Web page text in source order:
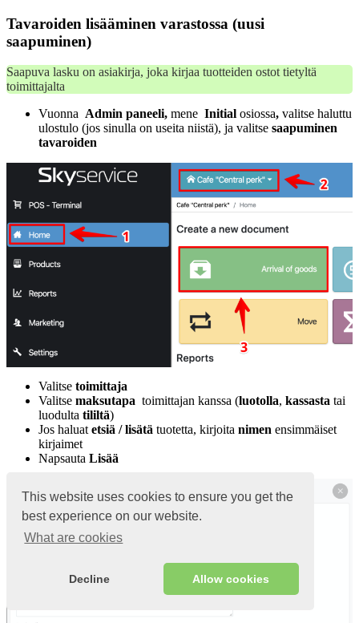
This website uses cookies to ensure you get the
best experience on our website.
What are cookies
Decline Allow cookies
Tavaroiden lisääminen varastossa (uusi
saapuminen)
Saapuva lasku on asiakirja, joka kirjaa tuotteiden ostot tietyltä
toimittajalta
Vuonna Admin paneeli, mene Initial osiossa, valitse haluttu
ulostulo (jos sinulla on useita niistä), ja valitse saapuminen
tavaroiden
Valitse toimittaja
Valitse maksutapa toimittajan kanssa (luotolla, kassasta tai
luodulta tililtä)
Jos haluatetsiä / lisätä tuotetta, kirjoita nimen ensimmäiset
kirjaimet
Napsauta Lisää